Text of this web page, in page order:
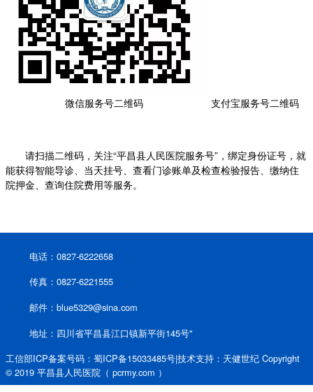
微信服务号二维码 支付宝服务号二维码
请扫描二维码，关注“平昌县人民医院服务号”，绑定身份证号，就
能获得智能导诊、当天挂号、查看门诊账单及检查检验报告、缴纳住
院押金、查询住院费用等服务。
电话：0827-6222658
传真：0827-6221555
邮件：blue5329@sina.com
地址：四川省平昌县江口镇新平街145号"
工信部ICP备案号码：蜀ICP备15033485号|技术支持：天健世纪 Copyright
© 2019 平昌县人民医院（ pcrmy.com ）